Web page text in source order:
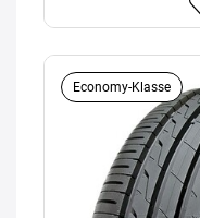
Economy-Klasse